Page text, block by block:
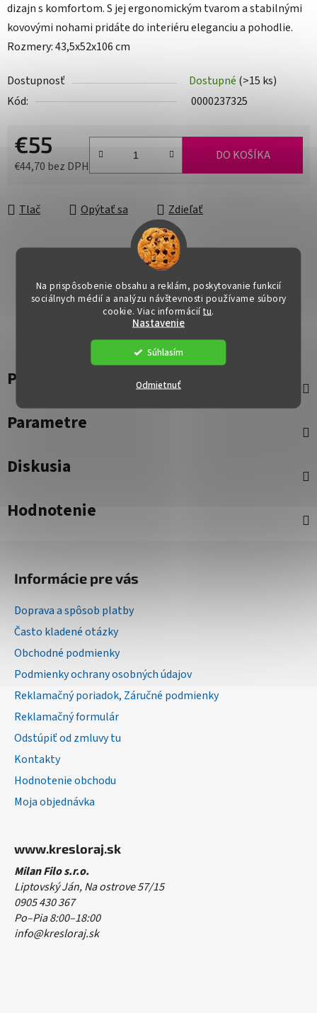
Na prispôsobenie obsahu a reklám, poskytovanie funkcií
sociálnych médií a analýzu návštevnosti používame súbory
cookie. Viac informáciítu.
Nastavenie
Odmietnuť
Súhlasím
dizajn s komfortom. S jej ergonomickým tvarom a stabilnými
kovovými nohami pridáte do interiéru eleganciu a pohodlie.
Rozmery: 43,5x52x106 cm
Dostupnosť Dostupné (>15 ks)
Kód:
0000237325
€55
€44,70 bez DPH
DO KOŠÍKA
Tlač Opýtať sa Zdieľať
Popis
Parametre
Diskusia
Hodnotenie
Informácie pre vás
Doprava a spôsob platby
Často kladené otázky
Obchodné podmienky
Podmienky ochrany osobných údajov
Reklamačný poriadok, Záručné podmienky
Reklamačný formulár
Odstúpiť od zmluvy tu
Kontakty
Hodnotenie obchodu
Moja objednávka
www.kresloraj.sk
Milan Filo s.r.o.
Liptovský Ján, Na ostrove 57/15
0905 430 367
Po–Pia 8:00–18:00
info@kresloraj.sk